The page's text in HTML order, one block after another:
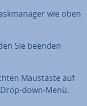
wie oben
Sie beenden
Maustaste auf
down-Menü.